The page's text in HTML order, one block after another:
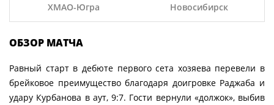
ХМАО-Югра
Новосибирск
ОБЗОР МАТЧА
Равный старт в дебюте первого сета хозяева перевели в
брейковое преимущество благодаря доигровке Раджаба и
удару Курбанова в аут, 9:7. Гости вернули «должок», выбив